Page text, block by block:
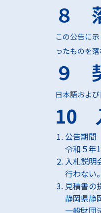
８
この公告に
ったものを落
９
日本語およ
10
公告期間
令和５年
入札説明
行わない。
見積書の
静岡県静
一般財団